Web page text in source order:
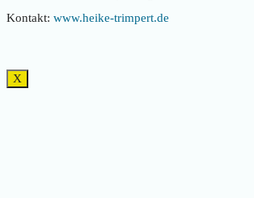
Kontakt: www.heike-trimpert.de
X